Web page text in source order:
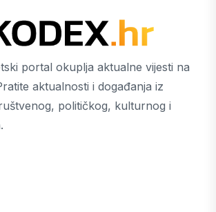
portal okuplja aktualne vijesti na
aktualnosti i događanja iz
političkog, kulturnog i